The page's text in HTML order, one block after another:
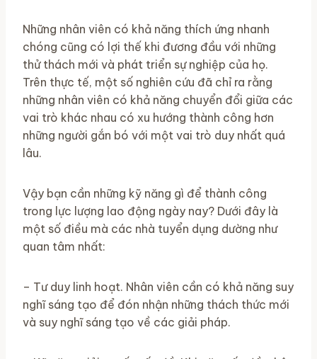
Những nhân viên có khả năng thích ứng nhanh
chóng cũng có lợi thế khi đương đầu với những
thử thách mới và phát triển sự nghiệp của họ.
Trên thực tế, một số nghiên cứu đã chỉ ra rằng
những nhân viên có khả năng chuyển đổi giữa các
vai trò khác nhau có xu hướng thành công hơn
những người gắn bó với một vai trò duy nhất quá
lâu.
Vậy bạn cần những kỹ năng gì để thành công
trong lực lượng lao động ngày nay? Dưới đây là
một số điều mà các nhà tuyển dụng dường như
quan tâm nhất:
– Tư duy linh hoạt. Nhân viên cần có khả năng suy
nghĩ sáng tạo để đón nhận những thách thức mới
và suy nghĩ sáng tạo về các giải pháp.